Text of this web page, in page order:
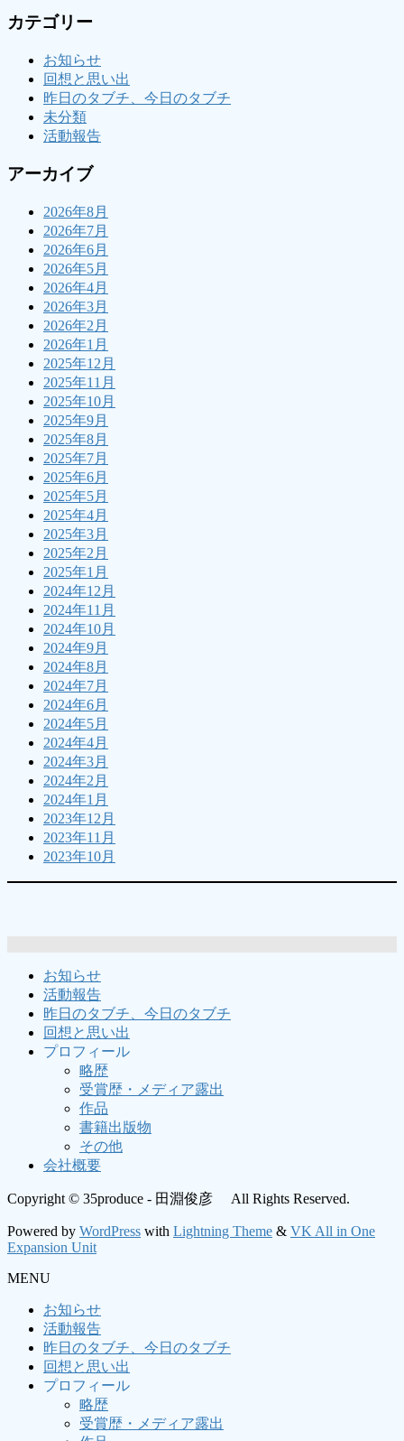
カテゴリー
お知らせ
回想と思い出
昨日のタブチ、今日のタブチ
未分類
活動報告
アーカイブ
2026年8月
2026年7月
2026年6月
2026年5月
2026年4月
2026年3月
2026年2月
2026年1月
2025年12月
2025年11月
2025年10月
2025年9月
2025年8月
2025年7月
2025年6月
2025年5月
2025年4月
2025年3月
2025年2月
2025年1月
2024年12月
2024年11月
2024年10月
2024年9月
2024年8月
2024年7月
2024年6月
2024年5月
2024年4月
2024年3月
2024年2月
2024年1月
2023年12月
2023年11月
2023年10月
お知らせ
活動報告
昨日のタブチ、今日のタブチ
回想と思い出
プロフィール
略歴
受賞歴・メディア露出
作品
書籍出版物
その他
会社概要
Copyright © 35produce - 田淵俊彦 All Rights Reserved.
Powered by WordPress with Lightning Theme & VK All in One
Expansion Unit
MENU
お知らせ
活動報告
昨日のタブチ、今日のタブチ
回想と思い出
プロフィール
略歴
受賞歴・メディア露出